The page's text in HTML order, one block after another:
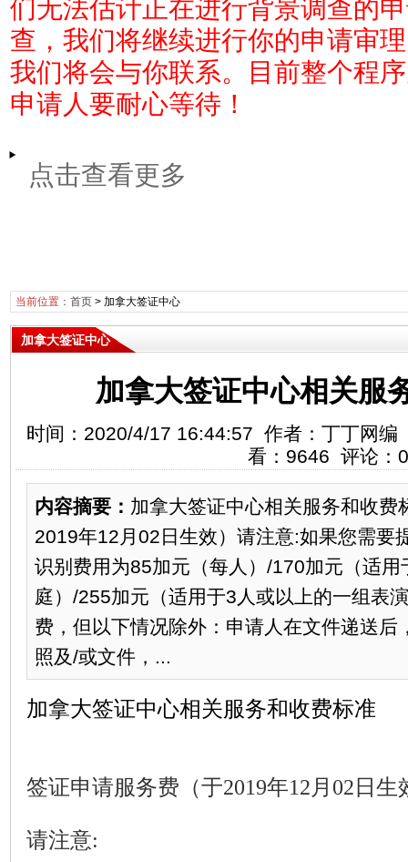
们无法估计正在进行背景调查的
查，我们将继续进行你的申请审
我们将会与你联系。目前整个程
申请人要耐心等待！
点击查看更多
当前位置： 首页> 加拿大签证中心
加拿大签证中心
加拿大签证中心相关服
时间：2020/4/17 16:44:57 作者：丁丁网
看：9646 评论：0
内容摘要： 加拿大签证中心相关服务和收费
2019年12月02日生效）请注意:如果您需要
识别费用为85加元（每人）/170加元（适用
庭）/255加元（适用于3人或以上的一组表
费，但以下情况除外：申请人在文件递送后
照及/或文件，...
加拿大签证中心相关服务和收费标准
签证申请服务费（于2019年12月02日生
请注意: